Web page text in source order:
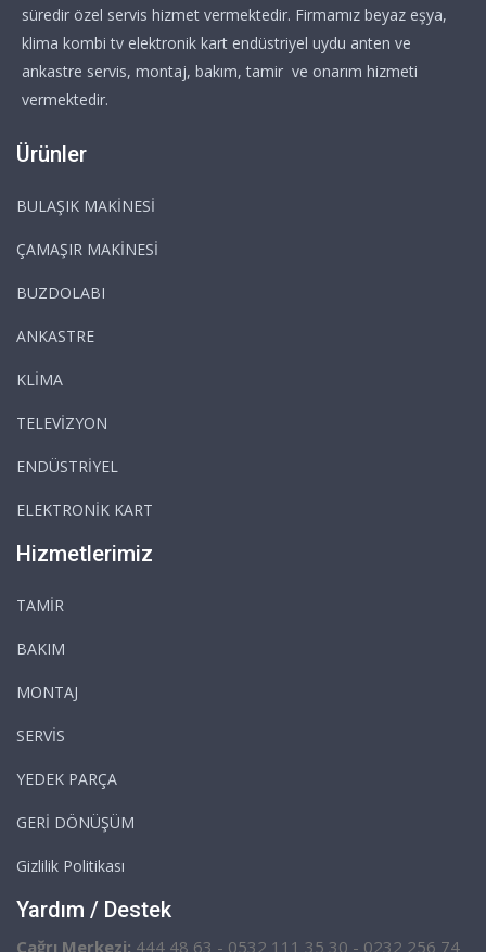
süredir özel servis hizmet vermektedir. Firmamız beyaz eşya,
klima kombi tv elektronik kart endüstriyel uydu anten ve
ankastre servis, montaj, bakım, tamir ve onarım hizmeti
vermektedir.
Ürünler
BULAŞIK MAKİNESİ
ÇAMAŞIR MAKİNESİ
BUZDOLABI
ANKASTRE
KLİMA
TELEVİZYON
ENDÜSTRİYEL
ELEKTRONİK KART
Hizmetlerimiz
TAMİR
BAKIM
MONTAJ
SERVİS
YEDEK PARÇA
GERİ DÖNÜŞÜM
Gizlilik Politikası
Yardım / Destek
Çağrı Merkezi: 444 48 63 - 0532 111 35 30 - 0232 256 74